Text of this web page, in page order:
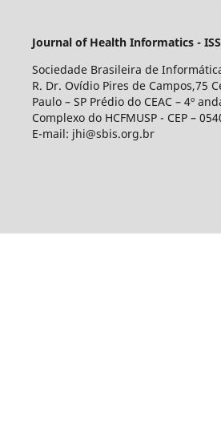
Journal of Health Informatics -
Sociedade Brasileira de
R. Dr. Ovídio Pires de Campos,75
Paulo – SP Prédio do CEAC – 4º
Complexo do HCFMUSP - CEP –
E-mail: jhi@sbis.org.br